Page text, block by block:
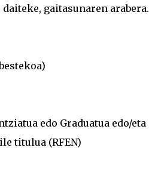
gaitasunaren arabera.
edo Graduatua edo/eta
titulua (RFEN)